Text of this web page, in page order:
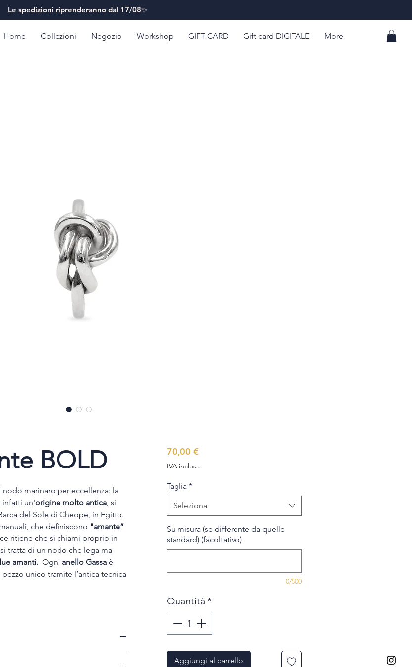
Le spedizioni riprenderanno dal 17/08✨
Home Collezioni Negozio Workshop GIFT CARD Gift card DIGITALE More
BOLD
marinaro per eccellenza: la
infatti un'origine molto antica, si
del Sole di Cheope, in Egitto.
che definiscono "amante”
ritiene che si chiami proprio in
tratta di un nodo che lega ma
amanti. Ogni anello Gassa è
unico tramite l’antica tecnica
70,00 €Prezzo
IVA inclusa
Taglia *
Seleziona
Su misura (se differente da quelle
standard) (facoltativo)
0/500
Quantità *
Aggiungi al carrello